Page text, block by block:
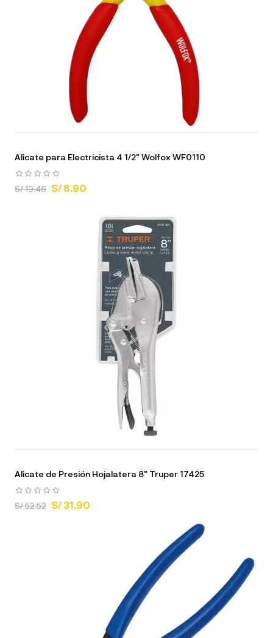
Alicate para Electricista 4 1/2" Wolfox WF0110
S/ 19.46 S/ 8.90
Alicate de Presión Hojalatera 8" Truper 17425
S/ 52.52 S/ 31.90